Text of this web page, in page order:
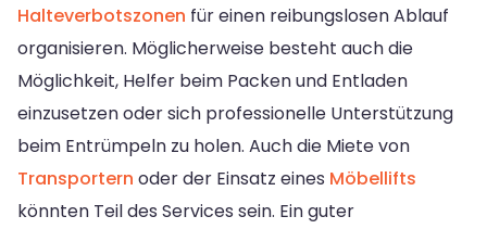
Halteverbotszonen für einen reibungslosen Ablauf
organisieren. Möglicherweise besteht auch die
Möglichkeit, Helfer beim Packen und Entladen
einzusetzen oder sich professionelle Unterstützung
beim Entrümpeln zu holen. Auch die Miete von
Transportern oder der Einsatz eines Möbellifts
könnten Teil des Services sein. Ein guter